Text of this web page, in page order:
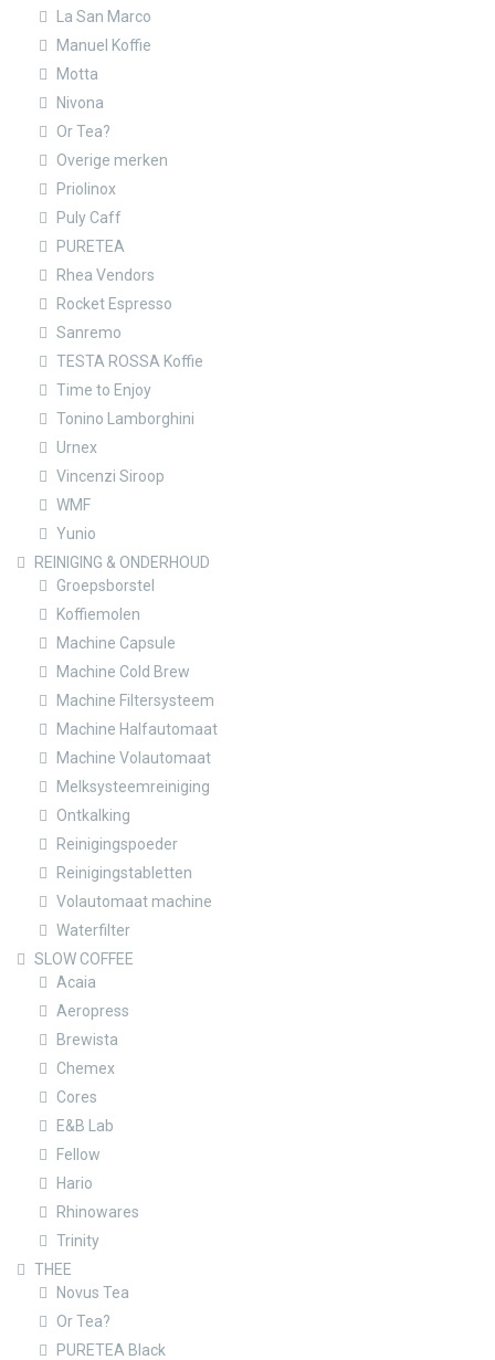
La San Marco
Manuel Koffie
Motta
Nivona
Or Tea?
Overige merken
Priolinox
Puly Caff
PURETEA
Rhea Vendors
Rocket Espresso
Sanremo
TESTA ROSSA Koffie
Time to Enjoy
Tonino Lamborghini
Urnex
Vincenzi Siroop
WMF
Yunio
REINIGING & ONDERHOUD
Groepsborstel
Koffiemolen
Machine Capsule
Machine Cold Brew
Machine Filtersysteem
Machine Halfautomaat
Machine Volautomaat
Melksysteemreiniging
Ontkalking
Reinigingspoeder
Reinigingstabletten
Volautomaat machine
Waterfilter
SLOW COFFEE
Acaia
Aeropress
Brewista
Chemex
Cores
E&B Lab
Fellow
Hario
Rhinowares
Trinity
THEE
Novus Tea
Or Tea?
PURETEA Black